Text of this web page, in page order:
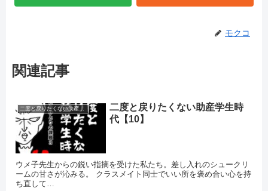
モクコ
関連記事
二度と戻りたくない助産学生時代
二度と戻りたくない助産学生時
代【10】
ウメ子先生からの鋭い指摘を受けた私たち。差し入れのシュークリ
ームの甘さが沁みる。 クラスメイト同士でいい所を褒め合い心を持
ち直して…